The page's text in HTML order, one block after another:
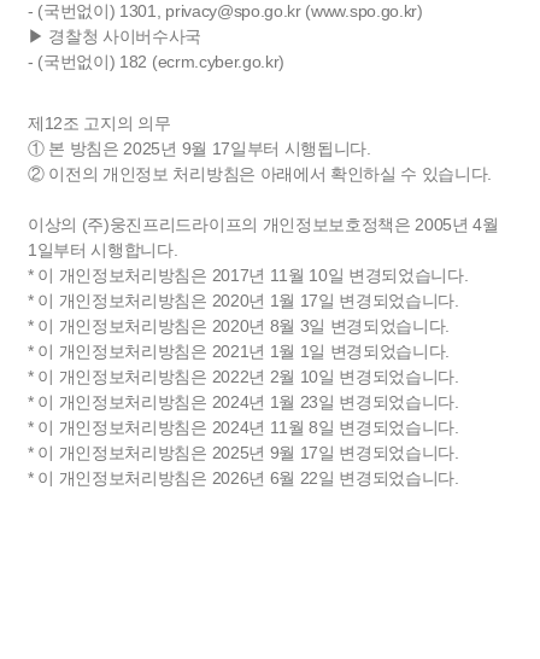
- (국번없이) 1301, privacy@spo.go.kr (www.spo.go.kr)
▶ 경찰청 사이버수사국
- (국번없이) 182 (ecrm.cyber.go.kr)
제12조 고지의 의무
① 본 방침은 2025년 9월 17일부터 시행됩니다.
② 이전의 개인정보 처리방침은 아래에서 확인하실 수 있습니다.
이상의 (주)웅진프리드라이프의 개인정보보호정책은 2005년 4월
1일부터 시행합니다.
* 이 개인정보처리방침은 2017년 11월 10일 변경되었습니다.
* 이 개인정보처리방침은 2020년 1월 17일 변경되었습니다.
* 이 개인정보처리방침은 2020년 8월 3일 변경되었습니다.
* 이 개인정보처리방침은 2021년 1월 1일 변경되었습니다.
* 이 개인정보처리방침은 2022년 2월 10일 변경되었습니다.
* 이 개인정보처리방침은 2024년 1월 23일 변경되었습니다.
* 이 개인정보처리방침은 2024년 11월 8일 변경되었습니다.
* 이 개인정보처리방침은 2025년 9월 17일 변경되었습니다.
* 이 개인정보처리방침은 2026년 6월 22일 변경되었습니다.